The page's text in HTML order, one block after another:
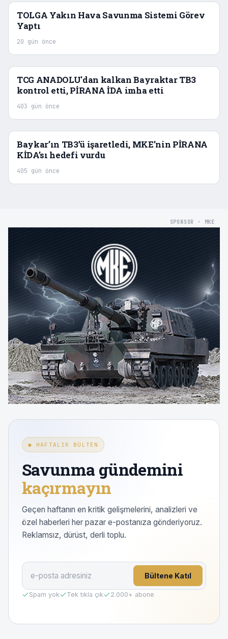
TOLGA Yakın Hava Savunma Sistemi Görev
Yaptı
20 gün önce
TCG ANADOLU'dan kalkan Bayraktar TB3
kontrol etti, PİRANA İDA imha etti
403 gün önce
Baykar’ın TB3’ü işaretledi, MKE’nin PİRANA
KİDA’sı hedefi vurdu
405 gün önce
SPONSOR · MKE
● HAFTALIK BÜLTEN
Savunma gündemini
kaçırmayın
Geçen haftanın en kritik gelişmelerini, analizleri ve
özel haberleri her pazar e-postanıza gönderiyoruz.
Reklamsız, dürüst, derli toplu.
Bültene Katıl
Spam yok Tek tıkla çık 2.000+ abone